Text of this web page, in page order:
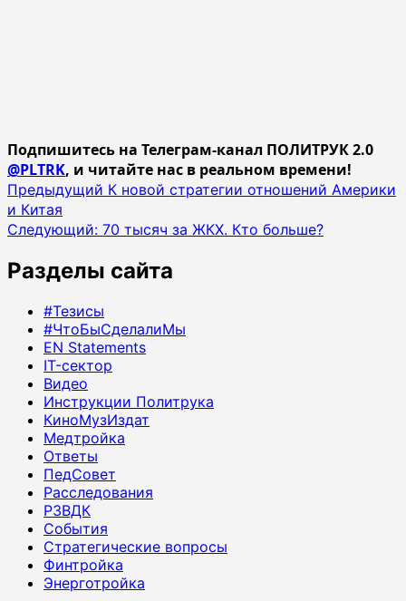
Подпишитесь на Телеграм-канал ПОЛИТРУК 2.0
@PLTRK, и читайте нас в реальном времени!
Навигация
записи
Предыдущий К новой стратегии отношений Америки
и Китая
Следующий: 70 тысяч за ЖКХ. Кто больше?
Разделы сайта
#Тезисы
#ЧтоБыСделалиМы
EN Statements
IT-сектор
Видео
Инструкции Политрука
КиноМузИздат
Медтройка
Ответы
ПедСовет
Расследования
РЗВДК
События
Стратегические вопросы
Финтройка
Энерготройка